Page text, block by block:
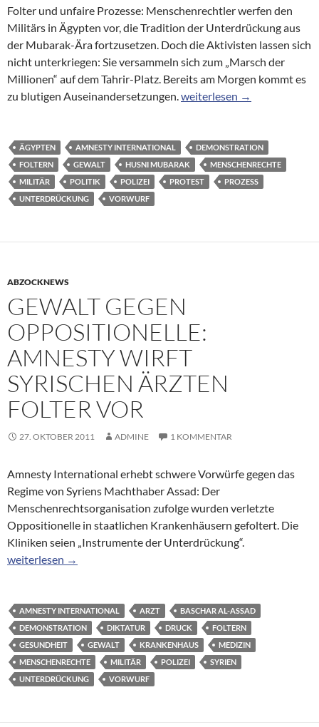
Folter und unfaire Prozesse: Menschenrechtler werfen den
Militärs in Ägypten vor, die Tradition der Unterdrückung aus
der Mubarak-Ära fortzusetzen. Doch die Aktivisten lassen sich
nicht unterkriegen: Sie versammeln sich zum „Marsch der
Millionen“ auf dem Tahrir-Platz. Bereits am Morgen kommt es
zu blutigen Auseinandersetzungen.Amnesty-Bericht zu
weiterlesen →
ÄGYPTEN AMNESTY INTERNATIONAL
DEMONSTRATION
FOLTERN
GEWALT HUSNI MUBARAK
MENSCHENRECHTE
MILITÄR
POLITIK POLIZEI PROTEST
PROZESS
UNTERDRÜCKUNG
VORWURF
ABZOCKNEWS
GEWALT GEGEN
OPPOSITIONELLE:
AMNESTY WIRFT
SYRISCHEN ÄRZTEN
FOLTER VOR
27. OKTOBER 2011 ADMINE 1 KOMMENTAR
Amnesty International erhebt schwere Vorwürfe gegen das
Regime von Syriens Machthaber Assad: Der
Menschenrechtsorganisation zufolge wurden verletzte
Oppositionelle in staatlichen Krankenhäusern gefoltert. Die
Kliniken seien „Instrumente der Unterdrückung“.
Gewalt gegen Oppositionelle: Amnesty wirft syrischen Ärzten
weiterlesen →
AMNESTY INTERNATIONAL ARZT
BASCHAR AL-ASSAD
DEMONSTRATION
DIKTATUR DRUCK
FOLTERN
GESUNDHEIT
GEWALT KRANKENHAUS
MEDIZIN
MENSCHENRECHTE
MILITÄR POLIZEI
SYRIEN
UNTERDRÜCKUNG
VORWURF